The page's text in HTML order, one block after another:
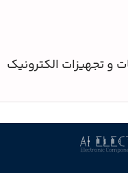
تجهیزات الکترونیک